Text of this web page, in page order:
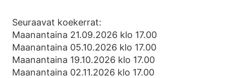
Seuraavat koekerrat:
Maanantaina 21.09.2026 klo 17.00
Maanantaina 05.10.2026 klo 17.00
Maanantaina 19.10.2026 klo 17.00
Maanantaina 02.11.2026 klo 17.00